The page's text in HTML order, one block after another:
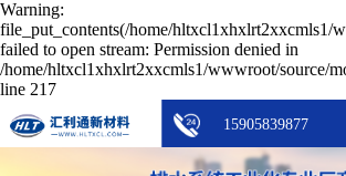
Warning:
file_put_contents(/home/hltxcl1xhxlrt2xxcmls1/
failed to open stream: Permission denied in
/home/hltxcl1xhxlrt2xxcmls1/wwwroot/source/
line 217
15905839877